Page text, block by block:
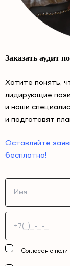
Заказать аудит
Хотите понять,
лидирующие
и наши
и подготовят
Оставляйте
бесплатно!
Согласен с